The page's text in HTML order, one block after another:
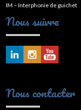
IM – Interphonie de guichet
Nous suivre
Nous contacter